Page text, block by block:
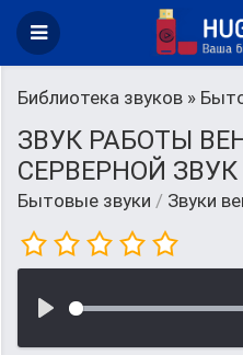
Библиотека звуков »
ЗВУК РАБОТЫ
СЕРВЕРНОЙ ЗВУК
Бытовые звуки / Звуки